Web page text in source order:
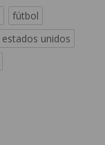
fútbol
estados unidos